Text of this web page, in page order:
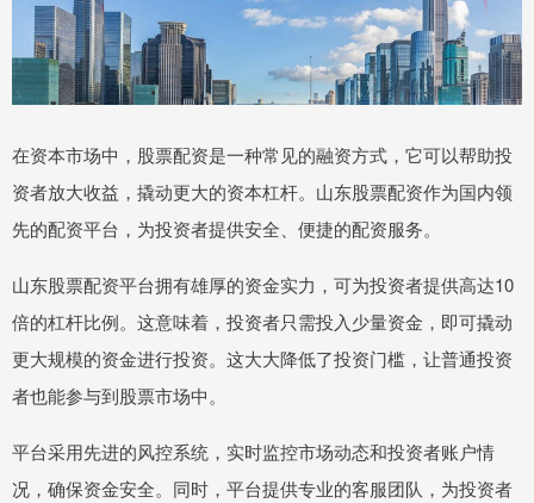
在资本市场中，股票配资是一种常见的融资方式，它可以帮助投
资者放大收益，撬动更大的资本杠杆。山东股票配资作为国内领
先的配资平台，为投资者提供安全、便捷的配资服务。
山东股票配资平台拥有雄厚的资金实力，可为投资者提供高达10
倍的杠杆比例。这意味着，投资者只需投入少量资金，即可撬动
更大规模的资金进行投资。这大大降低了投资门槛，让普通投资
者也能参与到股票市场中。
平台采用先进的风控系统，实时监控市场动态和投资者账户情
况，确保资金安全。同时，平台提供专业的客服团队，为投资者